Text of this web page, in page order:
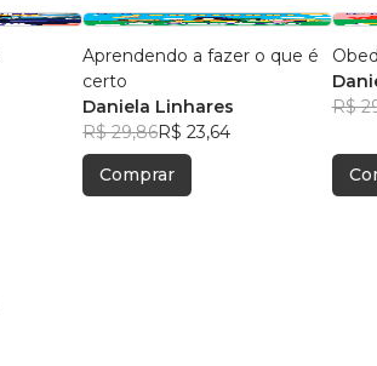
Aprendendo a fazer o que é
certo
Daniela Linhares
R$ 29,86R$ 23,64
Comprar
R$